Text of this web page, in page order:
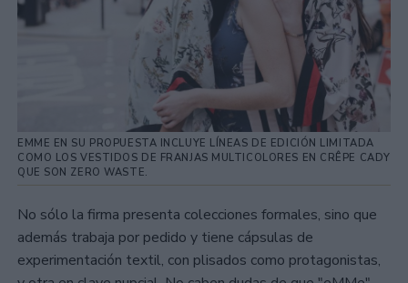
EMME EN SU PROPUESTA INCLUYE LÍNEAS DE EDICIÓN LIMITADA
COMO LOS VESTIDOS DE FRANJAS MULTICOLORES EN CRÊPE CADY
QUE SON ZERO WASTE.
No sólo la firma presenta colecciones formales, sino que
además trabaja por pedido y tiene cápsulas de
experimentación textil, con plisados como protagonistas,